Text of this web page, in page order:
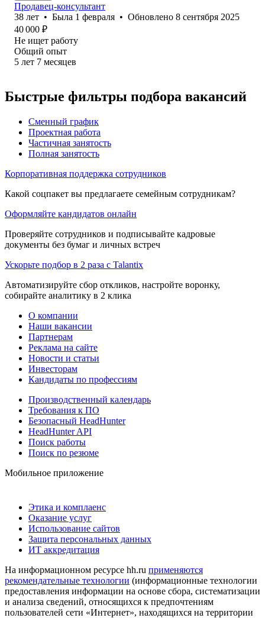
Продавец-консультант
38 лет • Была 1 февраля • Обновлено 8 сентября 2025
40 000 ₽
Не ищет работу
Общий опыт
5 лет 7 месяцев
Быстрые фильтры подбора вакансий
Сменный график
Проектная работа
Частичная занятость
Полная занятость
Корпоративная поддержка сотрудников
Какой соцпакет вы предлагаете семейным сотрудникам?
Оформляйте кандидатов онлайн
Проверяйте сотрудников и подписывайте кадровые
документы без бумаг и личных встреч
Ускорьте подбор в 2 раза с Talantix
Автоматизируйте сбор откликов, настройте воронку,
собирайте аналитику в 2 клика
О компании
Наши вакансии
Партнерам
Реклама на сайте
Новости и статьи
Инвесторам
Кандидаты по профессиям
Производственный календарь
Требования к ПО
Безопасный HeadHunter
HeadHunter API
Поиск работы
Поиск по резюме
Мобильное приложение
Этика и комплаенс
Оказание услуг
Использование сайтов
Защита персональных данных
ИТ аккредитация
На информационном ресурсе hh.ru применяются
рекомендательные технологии (информационные технологии
предоставления информации на основе сбора, систематизации
и анализа сведений, относящихся к предпочтениям
пользователей сети «Интернет», находящихся на территории